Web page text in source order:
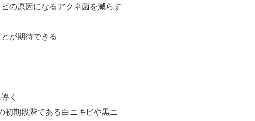
の原因になるアクネ菌を減らす
が期待できる
く
初期段階である白ニキビや黒ニ